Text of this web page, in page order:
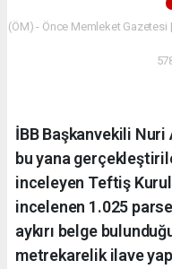
(ÖM) - Önce Memleket Gazetesi
İBB Başkanvekili Nuri
bu yana
inceleyen Teftiş
incelenen 1.025
aykırı belge
metrekarelik ilave